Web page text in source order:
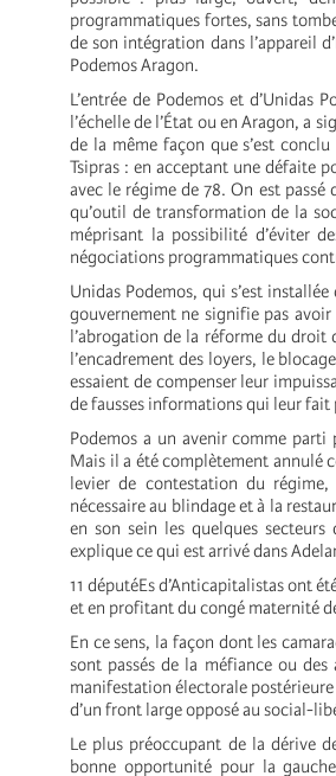
programmatiques fortes, sans
de son intégration dans l’appareil
Podemos Aragon.
L’entrée de Podemos et d’Unidas
l’échelle de l’État ou en Aragon, a
de la même façon que s’est
Tsipras : en acceptant une défaite
avec le régime de 78. On est
qu’outil de transformation de la
méprisant la possibilité d’éviter
négociations programmatiques
Unidas Podemos, qui s’est
gouvernement ne signifie pas
l’abrogation de la réforme du droit
l’encadrement des loyers, le
essaient de compenser leur
de fausses informations qui leur
Podemos a un avenir comme
Mais il a été complètement annulé
levier de contestation du
nécessaire au blindage et à la
en son sein les quelques
explique ce qui est arrivé dans
11 députéEs d’Anticapitalistas ont
et en profitant du congé maternité
En ce sens, la façon dont les
sont passés de la méfiance ou
manifestation électorale
d’un front large opposé au social-
Le plus préoccupant de la dérive
bonne opportunité pour la